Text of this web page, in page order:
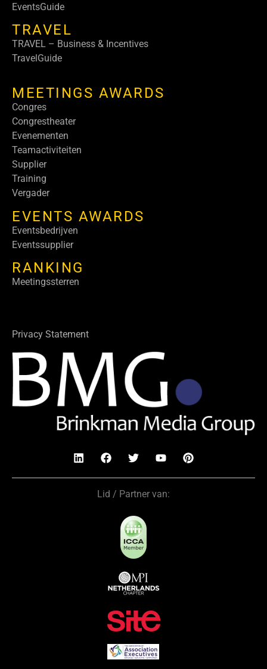
EventsGuide
TRAVEL
TRAVEL – Business & Incentives
TravelGuide
MEETINGS AWARDS
Congres
Congrestheater
Evenementen
Teamactiviteiten
Supplier
Training
Vergader
EVENTS AWARDS
Eventsbedrijven
Eventssupplier
RANKING
Meetingssterren
Privacy Statement
Lid / Partner van: